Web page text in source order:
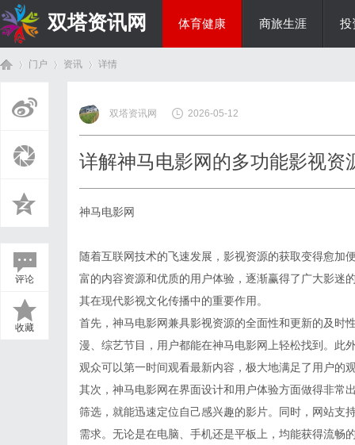
双塔资讯网 体育健康 商旅生涯 投
门户 资讯
›
详情
评论
收藏
双塔资讯网 2026-05-12
详解神马电影网的多功能影视资
神马电影网
随着互联网技术的飞速发展，影视资源的获取变得愈加
富的内容资源和优质的用户体验，逐渐赢得了广大影迷
其在现代影视文化传播中的重要作用。
首先，神马电影网兼具影视资源的全面性和更新的及时
漫、综艺节目，用户都能在神马电影网上轻松找到。此
观众可以第一时间观看最新内容，极大地满足了用户的
其次，神马电影网在界面设计和用户体验方面做得非常
筛选，就能迅速定位自己感兴趣的影片。同时，网站支
需求。无论是在电脑、手机还是平板上，均能获得流畅